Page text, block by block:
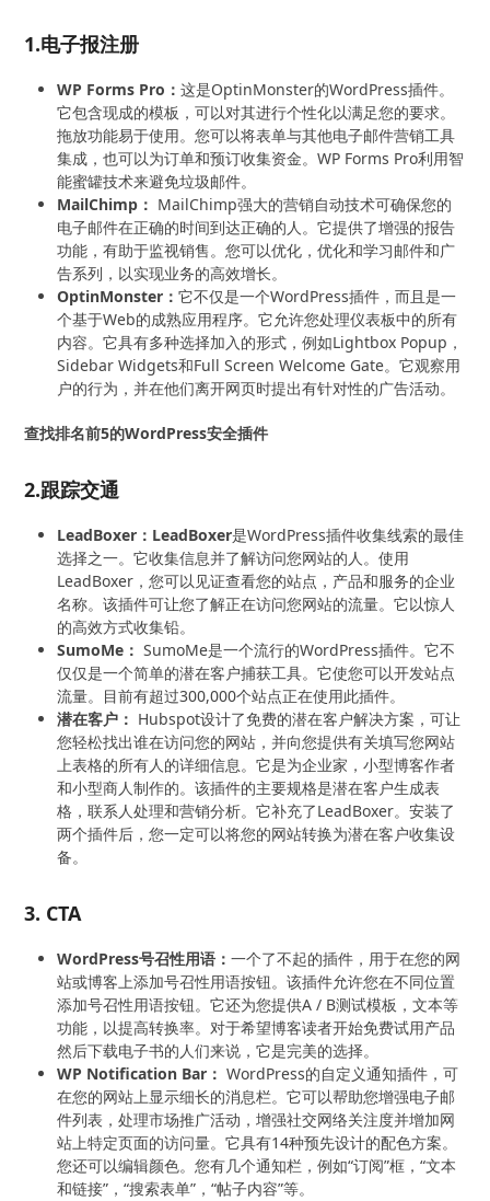
1.电子报注册
WP Forms Pro：这是OptinMonster的WordPress插件。
它包含现成的模板，可以对其进行个性化以满足您的要求。
拖放功能易于使用。您可以将表单与其他电子邮件营销工具
集成，也可以为订单和预订收集资金。WP Forms Pro利用智
能蜜罐技术来避免垃圾邮件。
MailChimp： MailChimp强大的营销自动技术可确保您的
电子邮件在正确的时间到达正确的人。它提供了增强的报告
功能，有助于监视销售。您可以优化，优化和学习邮件和广
告系列，以实现业务的高效增长。
OptinMonster：它不仅是一个WordPress插件，而且是一
个基于Web的成熟应用程序。它允许您处理仪表板中的所有
内容。它具有多种选择加入的形式，例如Lightbox Popup，
Sidebar Widgets和Full Screen Welcome Gate。它观察用
户的行为，并在他们离开网页时提出有针对性的广告活动。
查找排名前5的WordPress安全插件
2.跟踪交通
LeadBoxer：LeadBoxer是WordPress插件收集线索的最佳
选择之一。它收集信息并了解访问您网站的人。使用
LeadBoxer，您可以见证查看您的站点，产品和服务的企业
名称。该插件可让您了解正在访问您网站的流量。它以惊人
的高效方式收集铅。
SumoMe： SumoMe是一个流行的WordPress插件。它不
仅仅是一个简单的潜在客户捕获工具。它使您可以开发站点
流量。目前有超过300,000个站点正在使用此插件。
潜在客户： Hubspot设计了免费的潜在客户解决方案，可让
您轻松找出谁在访问您的网站，并向您提供有关填写您网站
上表格的所有人的详细信息。它是为企业家，小型博客作者
和小型商人制作的。该插件的主要规格是潜在客户生成表
格，联系人处理和营销分析。它补充了LeadBoxer。安装了
两个插件后，您一定可以将您的网站转换为潜在客户收集设
备。
3. CTA
WordPress号召性用语：一个了不起的插件，用于在您的网
站或博客上添加号召性用语按钮。该插件允许您在不同位置
添加号召性用语按钮。它还为您提供A / B测试模板，文本等
功能，以提高转换率。对于希望博客读者开始免费试用产品
然后下载电子书的人们来说，它是完美的选择。
WP Notification Bar： WordPress的自定义通知插件，可
在您的网站上显示细长的消息栏。它可以帮助您增强电子邮
件列表，处理市场推广活动，增强社交网络关注度并增加网
站上特定页面的访问量。它具有14种预先设计的配色方案。
您还可以编辑颜色。您有几个通知栏，例如“订阅”框，“文本
和链接”，“搜索表单”，“帖子内容”等。